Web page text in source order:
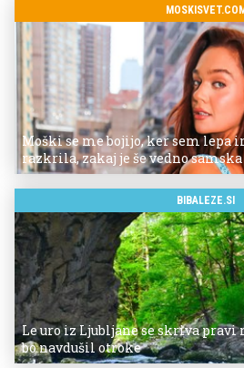
MOSKISVET.COM
Moški se me bojijo, ker sem lepa
razkrila, zakaj je še vedno samska
BIBALEZE.SI
Le uro iz Ljubljane se skriva
bo navdušil otroke